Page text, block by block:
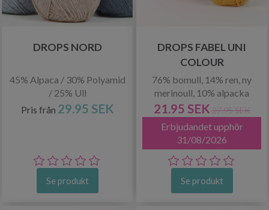
DROPS NORD
45% Alpaca / 30% Polyamid
/ 25% Ull
Pris från 29.95 SEK
Se produkt
DROPS FABEL UNI
COLOUR
76% bomull, 14% ren, ny
merinoull, 10% alpacka
21.95 SEK 27.95 SEK
Erbjudandet upphör
31/08/2026
Se produkt